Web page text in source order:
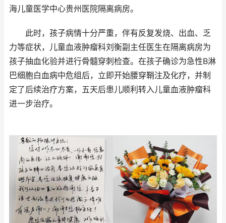
海儿童医学中心贵州医院隔离病房。
此时，孩子病情十分严重，伴有反复发烧、出血、乏
力等症状，儿童血液肿瘤科刘衡副主任医生在隔离病房为
孩子抽血化验并进行骨髓穿刺检查。在孩子确诊为急性B淋
巴细胞白血病中危组后，立即开始腰穿鞘注及化疗，并制
定了后续治疗方案，五天后患儿顺利转入儿童血液肿瘤科
进一步治疗。